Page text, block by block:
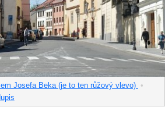
Josefa Beka (je to ten růžový vlevo) •